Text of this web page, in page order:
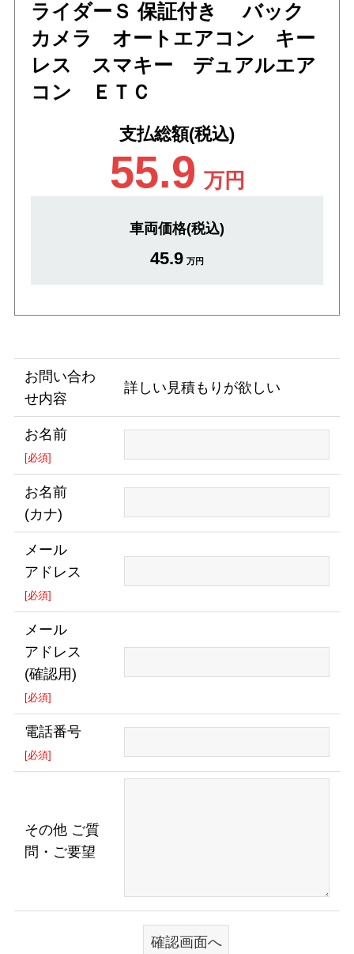
ライダーＳ 保証付き バック
カメラ オートエアコン キー
レス スマキー デュアルエア
コン ＥＴＣ
支払総額(税込)
55.9 万円
車両価格(税込)
45.9 万円
お問い合わ
せ内容
詳しい見積もりが欲しい
お名前
[必須]
お名前
(カナ)
メール
アドレス
[必須]
メール
アドレス
(確認用)
[必須]
電話番号
[必須]
その他 ご質
問・ご要望